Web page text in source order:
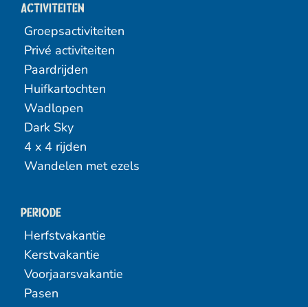
Activiteiten
Groepsactiviteiten
Privé activiteiten
Paardrijden
Huifkartochten
Wadlopen
Dark Sky
4 x 4 rijden
Wandelen met ezels
Periode
Herfstvakantie
Kerstvakantie
Voorjaarsvakantie
Pasen